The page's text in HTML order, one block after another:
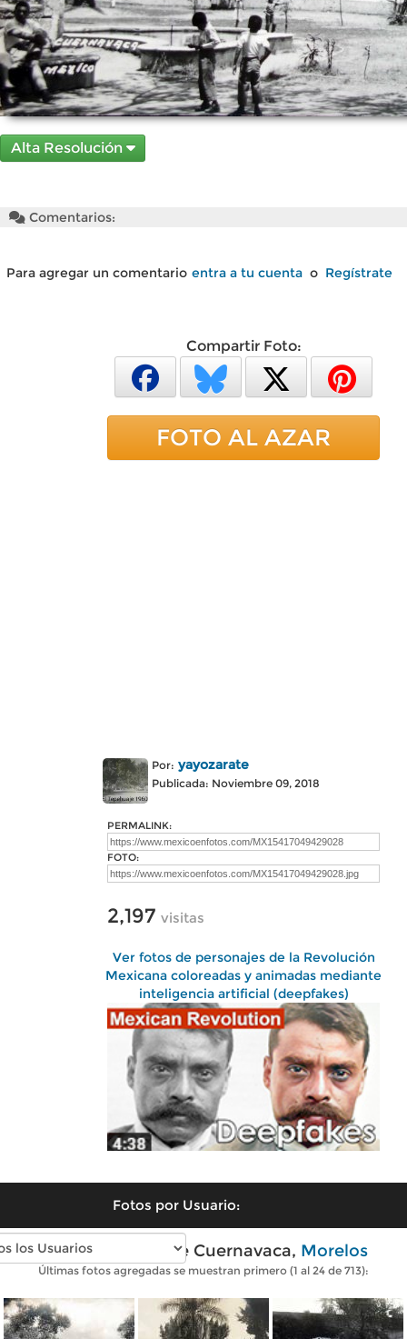
Alta Resolución
Comentarios:
Para agregar un comentario entra a tu cuenta o Regístrate
Compartir Foto:
FOTO AL AZAR
Por: yayozarate
Publicada: Noviembre 09, 2018
PERMALINK:
FOTO:
2,197 visitas
Ver fotos de personajes de la Revolución
Mexicana coloreadas y animadas mediante
inteligencia artificial (deepfakes)
Fotos por Usuario:
Fotos antiguas de Cuernavaca, Morelos
Últimas fotos agregadas se muestran primero (1 al 24 de 713):